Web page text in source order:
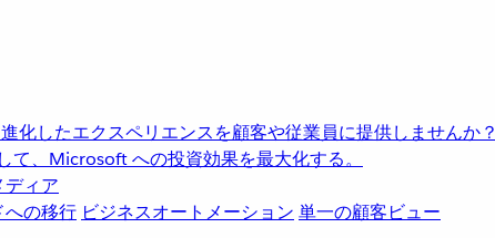
化したエクスペリエンスを顧客や従業員に提供しませんか？
て、Microsoft への投資効果を最大化する。
ディア
への移行 ビジネスオートメーション 単一の顧客ビュー